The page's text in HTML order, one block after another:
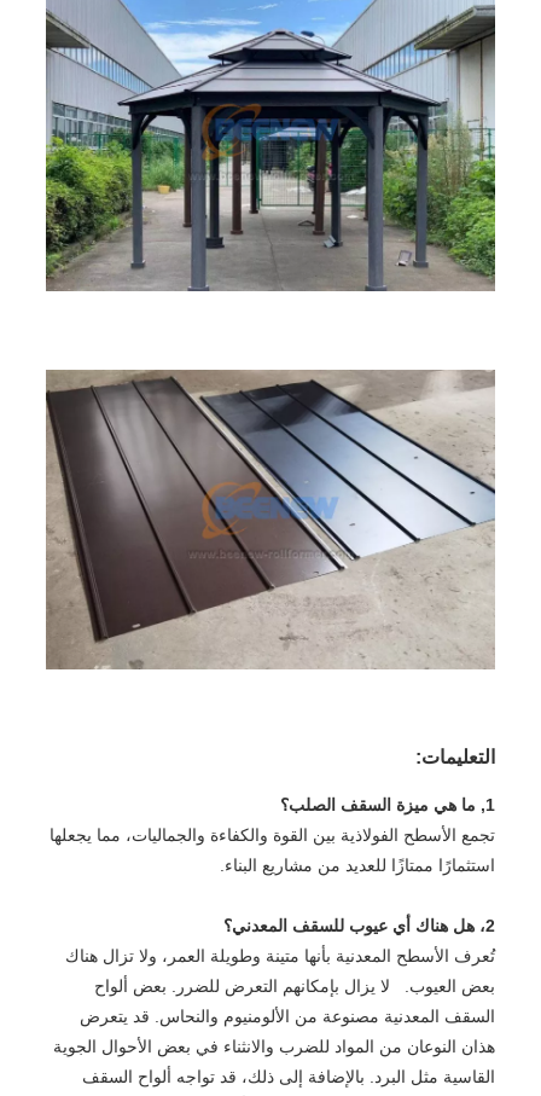
التعليمات:
1, ما هي ميزة السقف الصلب؟
تجمع الأسطح الفولاذية بين القوة والكفاءة والجماليات، مما يجعلها
استثمارًا ممتازًا للعديد من مشاريع البناء.
2، هل هناك أي عيوب للسقف المعدني؟
تُعرف الأسطح المعدنية بأنها متينة وطويلة العمر، ولا تزال هناك
بعض العيوب. لا يزال بإمكانهم التعرض للضرر. بعض ألواح
السقف المعدنية مصنوعة من الألومنيوم والنحاس. قد يتعرض
هذان النوعان من المواد للضرب والانثناء في بعض الأحوال الجوية
القاسية مثل البرد. بالإضافة إلى ذلك، قد تواجه ألواح السقف